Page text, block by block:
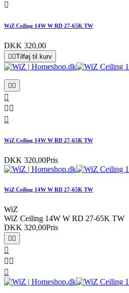

WiZ Ceiling 14W W RD 27-65K TW
DKK 320,00
 Tilføj til kurv
 

 

WiZ Ceiling 14W W RD 27-65K TW
DKK 320,00Pris
WiZ Ceiling 14W W RD 27-65K TW
WiZ
WiZ Ceiling 14W W RD 27-65K TW
DKK 320,00Pris
 

 
